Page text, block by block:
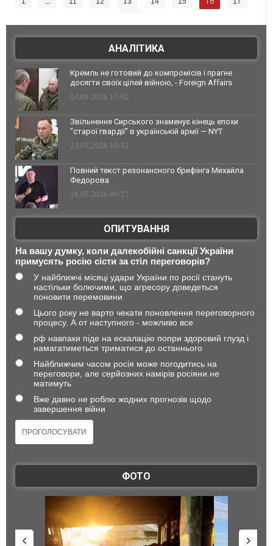
АНАЛІТИКА
Кремль не готовий до компромісів і прагне
досягти своїх цілей війною, - Foreign Affairs
03.08.2026 13:02
Звільнення Сирського знаменує кінець епохи
"старої гвардії" в українській армії — NYT
23.07.2026 10:32
Повний текст резонансного брифінга Михайла
Федорова
18.07.2026 09:27
ОПИТУВАННЯ
На вашу думку, коли далекобійні санкції України
примусять росію сісти за стіл переговорів?
У найближчі місяці удари України по росії стануть
настільки болючими, що агресору доведеться
поновити перемовини
Цього року не варто чекати поновлення переговорного
процесу. А от наступного - можливо все
рф навпаки піде на ескалацію попри здоровий глузд і
намагатиметься триматися до останнього
Найближчим часом росія може погодитись на
переговори, але серйозних намірів росіяни не
матимуть
Вже давно не роблю жодних прогнозів щодо
завершення війни
ФОТО